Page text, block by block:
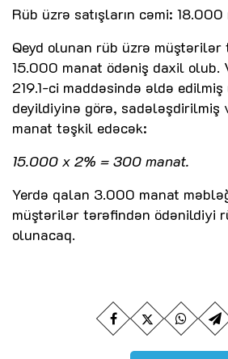
Rüb üzrə satışların cəmi:
Qeyd olunan rüb üzrə müştərilər
15.000 manat ödəniş daxil olub.
219.1-ci maddəsində əldə
deyildiyinə görə, sadələşdirilmiş
manat təşkil edəcək:
15.000 x 2% = 300 manat.
Yerdə qalan 3.000 manat
müştərilər tərəfindən ödənildiyi
olunacaq.